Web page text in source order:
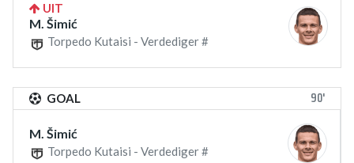
UIT
M. Šimić
Torpedo Kutaisi - Verdediger #
GOAL 90'
M. Šimić
Torpedo Kutaisi - Verdediger #